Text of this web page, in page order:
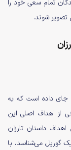
تمام سعی خود را
تصویر شوند.
جای داده است که به
از اهداف اصلی این
داستان تارزان
گوریل می‌شناسد، با